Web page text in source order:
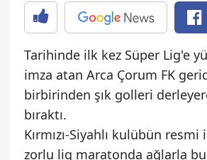
Tarihinde ilk kez Süper Lig'e
imza atan Arca Çorum FK
birbirinden şık golleri
bıraktı.
Kırmızı-Siyahlı kulübün
zorlu lig maratonda ağlarla